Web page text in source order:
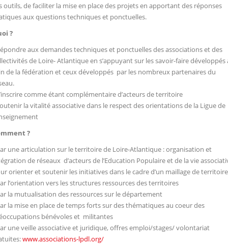
outils, de faciliter la mise en place des projets en apportant des réponses
aux questions techniques et ponctuelles.
?
aux demandes techniques et ponctuelles des associations et des
de Loire- Atlantique en s’appuyant sur les savoir-faire développés
de la fédération et ceux développés par les nombreux partenaires du
comme étant complémentaire d’acteurs de territoire
la vitalité associative dans le respect des orientations de la Ligue de
?
une articulation sur le territoire de Loire-Atlantique : organisation et
de réseaux d’acteurs de l’Education Populaire et de la vie
orienter et soutenir les initiatives dans le cadre d’un maillage de territoire
l’orientation vers les structures ressources des territoires
la mutualisation des ressources sur le département
la mise en place de temps forts sur des thématiques au coeur des
bénévoles et militantes
une veille associative et juridique, offres emploi/stages/ volontariat
www.associations-lpdl.org/